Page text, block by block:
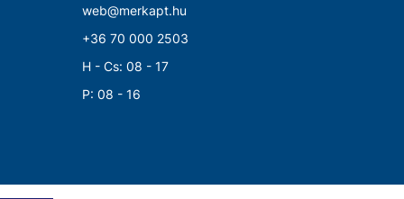
web@merkapt.hu
+36 70 000 2503
H - Cs: 08 - 17
P: 08 - 16